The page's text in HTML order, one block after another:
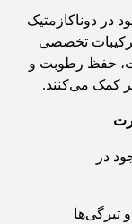
در دوناکازمتیک
تخصصی
حفظ رطوبت و
کمک می‌کنند.
در
تیرگی‌ها